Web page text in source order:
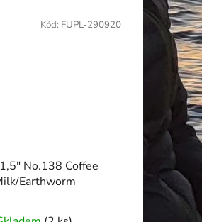
No.138 Coffee
Earthworm
Kód: FUPL-290920